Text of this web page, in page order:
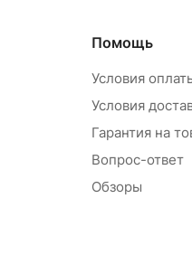
Помощь
Условия
Условия
Гарантия на
Вопрос-ответ
Обзоры